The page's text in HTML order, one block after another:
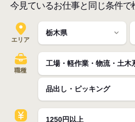
今見ているお仕事と同じ条件で
エリア
職種